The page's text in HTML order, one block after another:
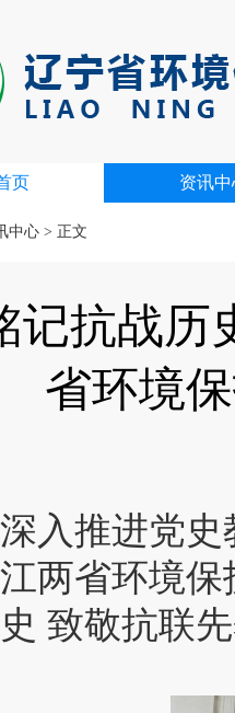
页 资讯中
中心 > 正文
记抗战历
省环境
入推进党
两省环境
致敬抗联